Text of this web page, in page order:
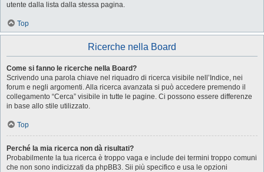
utente dalla lista dalla stessa pagina.
Top
Ricerche nella Board
Come si fanno le ricerche nella Board?
Scrivendo una parola chiave nel riquadro di ricerca visibile nell’Indice, nei
forum e negli argomenti. Alla ricerca avanzata si può accedere premendo il
collegamento “Cerca” visibile in tutte le pagine. Ci possono essere differenze
in base allo stile utilizzato.
Top
Perché la mia ricerca non dà risultati?
Probabilmente la tua ricerca è troppo vaga e include dei termini troppo comuni
che non sono indicizzati da phpBB3. Sii più specifico e usa le opzioni